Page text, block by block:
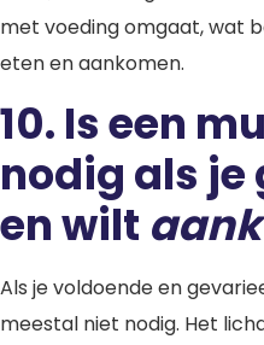
met voeding omgaat, wat
eten en aankomen.
10. Is een
nodig als je
en wilt
Als je voldoende en
meestal niet nodig. Het